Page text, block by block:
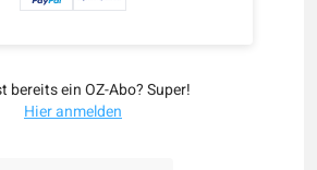
bereits ein OZ-Abo? Super!
Hier anmelden